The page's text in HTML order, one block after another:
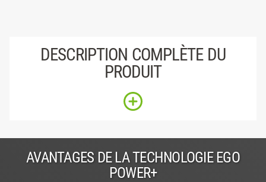
DESCRIPTION COMPLÈTE DU
PRODUIT
AVANTAGES DE LA TECHNOLOGIE EGO
POWER+